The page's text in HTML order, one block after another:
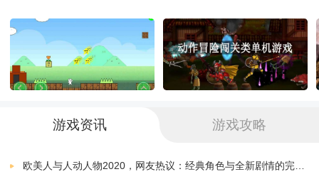
累计充值100元：左慈*4，赤霄仙剑*1，赤霄仙甲*1，培
养丹*2000，悟道石*300
养丹*3000，悟道石*400
累计充值500元：周瑜*4，圣皇仙剑*1，圣皇仙甲*1，培
v1.1.1
下载
女神三国传星耀版
v1.0.2 464.00 MB
下载
v1.1.0.00730011
游戏资讯 游戏攻略
欧美人与人动人物2020，网友热议：经典角色与全新剧情的完美结合！